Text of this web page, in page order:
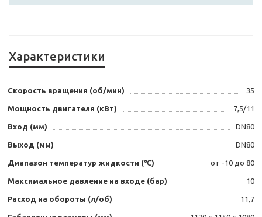
Характеристики
Скорость вращения (об/мин) 35
Мощность двигателя (кВт) 7,5/11
Вход (мм) DN80
Выход (мм) DN80
Диапазон температур жидкости (℃) от -10 до 80
Максимальное давление на входе (бар) 10
Расход на обороты (л/об) 11,7